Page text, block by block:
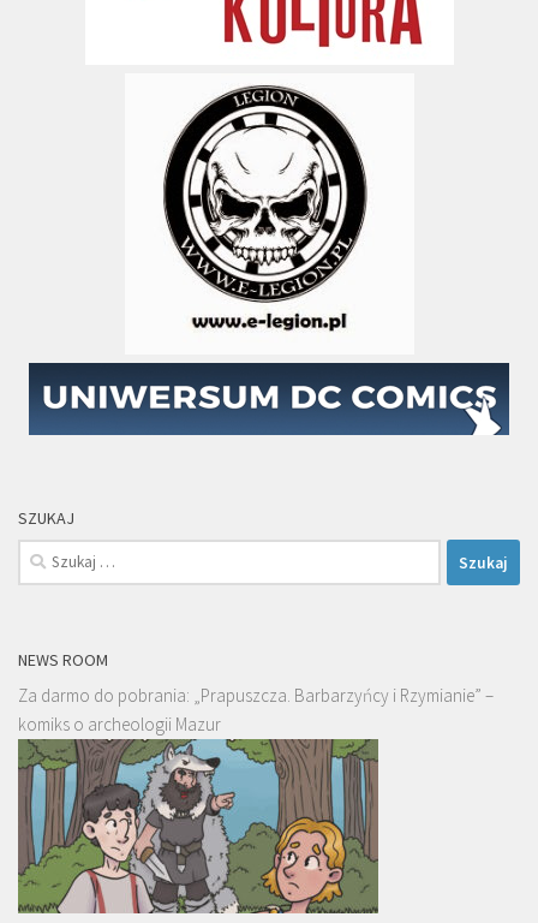
SZUKAJ
Szukaj:
NEWS ROOM
Za darmo do pobrania: „Prapuszcza. Barbarzyńcy i Rzymianie” –
komiks o archeologii Mazur